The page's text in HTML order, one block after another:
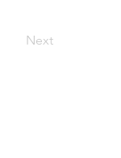
Next